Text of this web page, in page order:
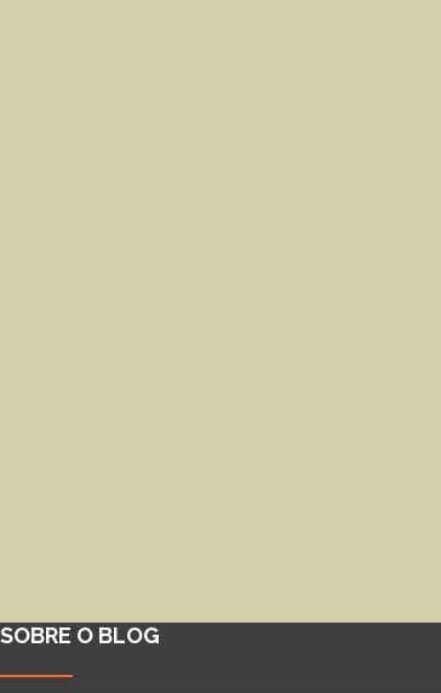
SOBRE O BLOG